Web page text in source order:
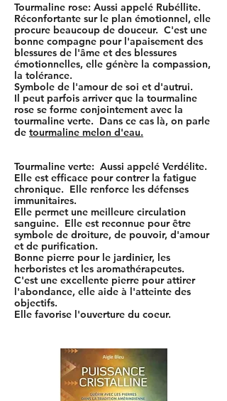
Tourmaline rose: Aussi appelé Rubéllite.
Réconfortante sur le plan émotionnel, elle
procure beaucoup de douceur. C'est une
bonne compagne pour l'apaisement des
blessures de l'âme et des blessures
émotionnelles, elle génère la compassion,
la tolérance.
Symbole de l'amour de soi et d'autrui.
Il peut parfois arriver que la tourmaline
rose se forme conjointement avec la
tourmaline verte. Dans ce cas là, on parle
de tourmaline melon d'eau.
​Tourmaline verte: Aussi appelé Verdélite.
Elle est efficace pour contrer la fatigue
chronique. Elle renforce les défenses
immunitaires.
Elle permet une meilleure circulation
sanguine. Elle est reconnue pour être
symbole de droiture, de pouvoir, d'amour
et de purification.
Bonne pierre pour le jardinier, les
herboristes et les aromathérapeutes.
C'est une excellente pierre pour attirer
l'abondance, elle aide à l'atteinte des
objectifs.
Elle favorise l'ouverture du coeur.